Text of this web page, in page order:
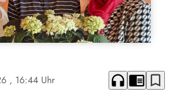
, 16:44 Uhr headphones chrome_reader_mode bookmark_border